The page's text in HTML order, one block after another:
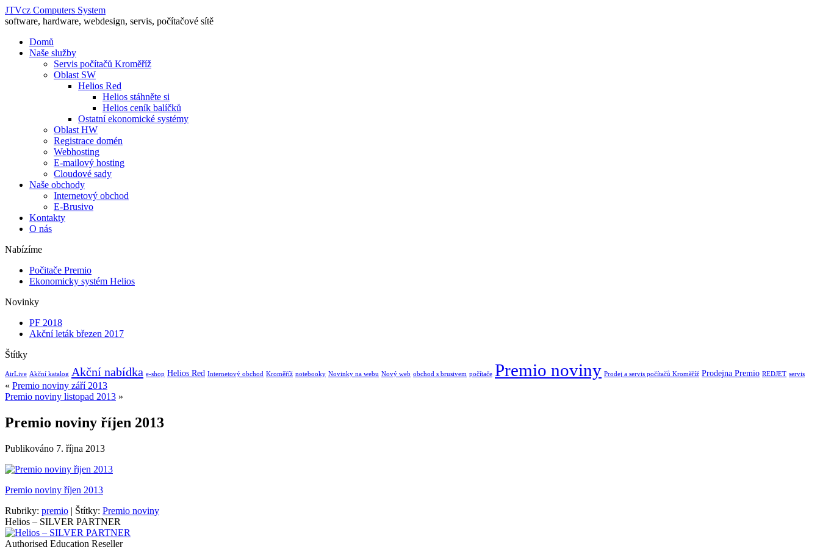
JTVcz Computers System
software, hardware, webdesign, servis, počítačové sítě
Domů
Naše služby
Servis počítačů Kroměříž
Oblast SW
Helios Red
Helios stáhněte si
Helios ceník balíčků
Ostatní ekonomické systémy
Oblast HW
Registrace domén
Webhosting
E-mailový hosting
Cloudové sady
Naše obchody
Internetový obchod
E-Brusivo
Kontakty
O nás
Nabízíme
Počitače Premio
Ekonomicky systém Helios
Novinky
PF 2018
Akční leták březen 2017
Štítky
AirLive Akční katalog Akční nabídka e-shop Helios Red Internetový obchod Kroměříž notebooky Novinky na webu Nový web obchod s brusivem počítače Premio noviny Prodej a servis počítačů Kroměříž Prodejna Premio REDJET servis
« Premio noviny září 2013
Premio noviny listopad 2013 »
Premio noviny říjen 2013
Publikováno 7. října 2013
Premio noviny říjen 2013
Rubriky: premio | Štítky: Premio noviny
Helios – SILVER PARTNER
Authorised Education Reseller